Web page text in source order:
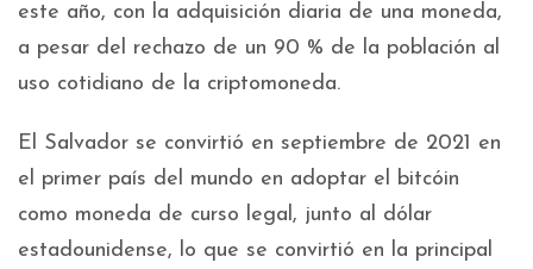
este año, con la adquisición diaria de una moneda,
a pesar del rechazo de un 90 % de la población al
uso cotidiano de la criptomoneda.
El Salvador se convirtió en septiembre de 2021 en
el primer país del mundo en adoptar el bitcóin
como moneda de curso legal, junto al dólar
estadounidense, lo que se convirtió en la principal